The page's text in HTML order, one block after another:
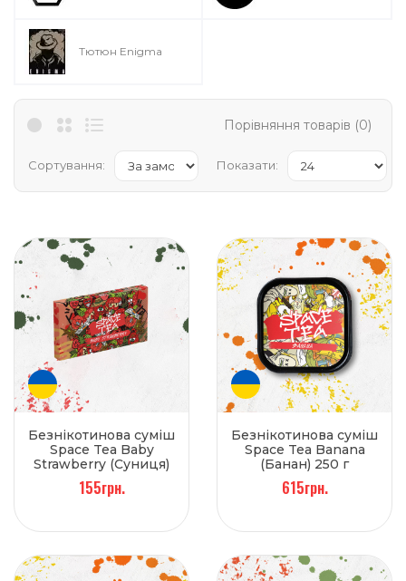
Тютюн Enigma
Порівняння товарів (0)
Сортування: Показати:
Безнікотинова суміш
Space Tea Baby
Strawberry (Суниця)
40 г
155грн.
Безнікотинова суміш
Space Tea Banana
(Банан) 250 г
615грн.